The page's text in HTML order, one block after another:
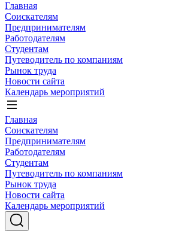
Главная
Соискателям
Предпринимателям
Работодателям
Студентам
Путеводитель по компаниям
Рынок труда
Новости сайта
Календарь мероприятий
Главная
Соискателям
Предпринимателям
Работодателям
Студентам
Путеводитель по компаниям
Рынок труда
Новости сайта
Календарь мероприятий